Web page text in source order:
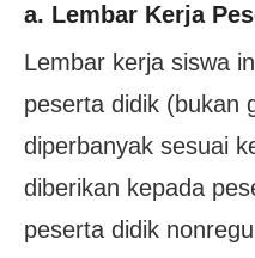
a. Lembar Kerja
Lembar kerja siswa
peserta didik (bukan
diperbanyak sesuai
diberikan kepada
peserta didik